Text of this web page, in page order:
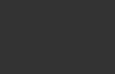
So ist die